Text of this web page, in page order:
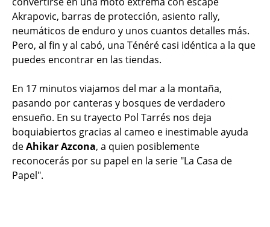
Akrapovic, barras de protección, asiento rally,
neumáticos de enduro y unos cuantos detalles más.
Pero, al fin y al cabó, una Ténéré casi idéntica a la que
puedes encontrar en las tiendas.
En 17 minutos viajamos del mar a la montaña,
pasando por canteras y bosques de verdadero
ensueño. En su trayecto Pol Tarrés nos deja
boquiabiertos gracias al cameo e inestimable ayuda
deAhikar Azcona, a quien posiblemente
reconocerás por su papel en la serie "La Casa de
Papel".